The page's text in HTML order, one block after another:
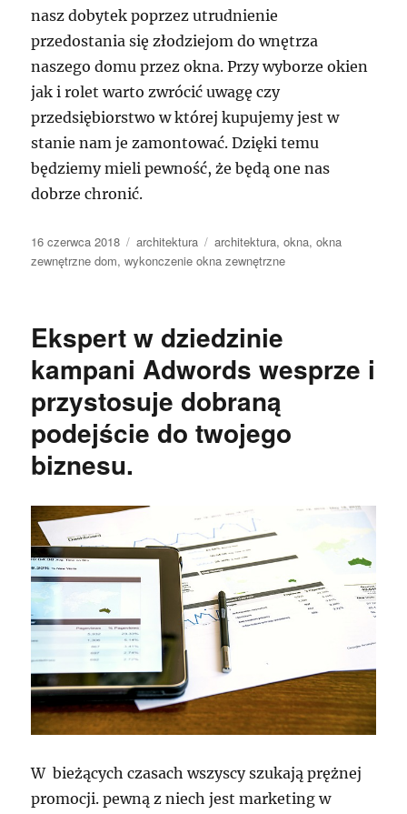
nasz dobytek poprzez utrudnienie
przedostania się złodziejom do wnętrza
naszego domu przez okna. Przy wyborze okien
jak i rolet warto zwrócić uwagę czy
przedsiębiorstwo w której kupujemy jest w
stanie nam je zamontować. Dzięki temu
będziemy mieli pewność, że będą one nas
dobrze chronić.
Data
publikacji
16 czerwca 2018 Kategorie
architektura Tagi
architektura,okna,okna
zewnętrzne dom,wykonczenie okna zewnętrzne
Ekspert w dziedzinie
kampani Adwords wesprze i
przystosuje dobraną
podejście do twojego
biznesu.
W bieżących czasach wszyscy szukają prężnej
promocji. pewną z niech jest marketing w